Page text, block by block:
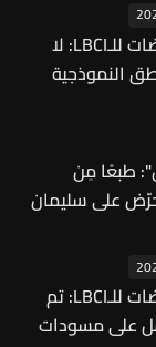
مصادر متابعة للمفاوضات للـLBCI: لا
النموذجية
منطقتين
طبعًا مِن
حرّض على سليمان
لمرّة للتحريض
مصادر متابعة للمفاوضات للـLBCI: تم
على مسودات